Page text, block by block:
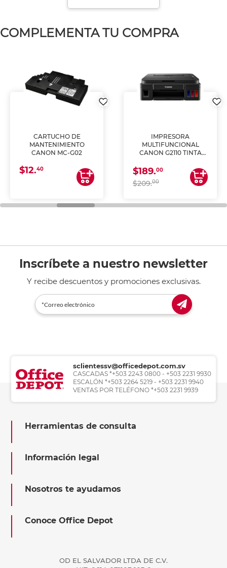
COMPLEMENTA TU COMPRA
CARTUCHO DE
MANTENIMIENTO
CANON MC-G02
$12.40
IMPRESORA
MULTIFUNCIONAL
CANON G2110 TINTA
$189.00
$209.00
Inscríbete a nuestro newsletter
Y recibe descuentos y promociones exclusivas.
sclientessv@officedepot.com.sv
CASCADAS *+503 2243 0800 - +503 2231 9930
ESCALÓN *+503 2264 5219 - +503 2231 9940
VENTAS POR TELÉFONO *+503 2231 9939
Herramientas de consulta
Información legal
Nosotros te ayudamos
Conoce Office Depot
OD EL SALVADOR LTDA DE C.V.